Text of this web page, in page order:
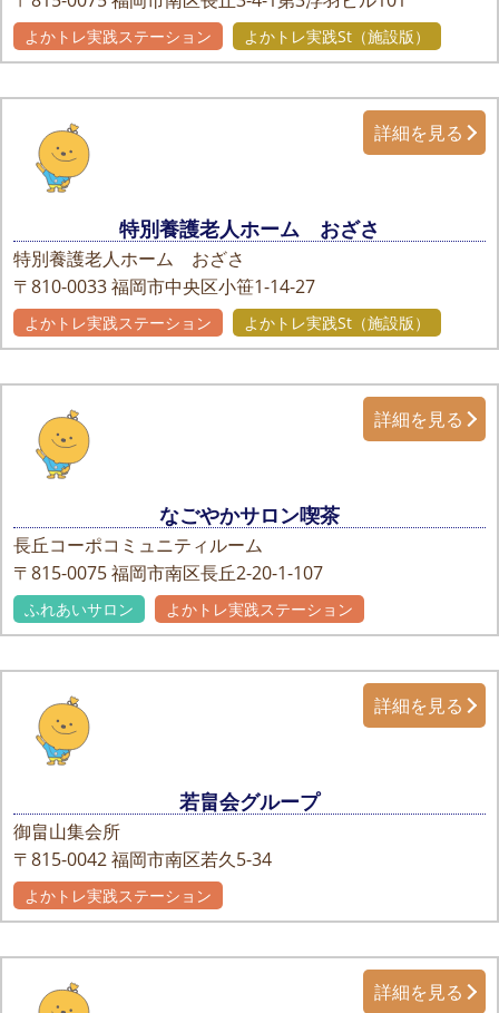
よかトレ実践ステーション よかトレ実践St（施設版）
特別養護老人ホーム おざさ
特別養護老人ホーム おざさ
〒810-0033福岡市中央区小笹1-14-27
詳細を見る
よかトレ実践ステーション よかトレ実践St（施設版）
なごやかサロン喫茶
長丘コーポコミュニティルーム
〒815-0075福岡市南区長丘2-20-1-107
詳細を見る
ふれあいサロン よかトレ実践ステーション
若畠会グループ
御畠山集会所
〒815-0042福岡市南区若久5-34
詳細を見る
よかトレ実践ステーション
詳細を見る